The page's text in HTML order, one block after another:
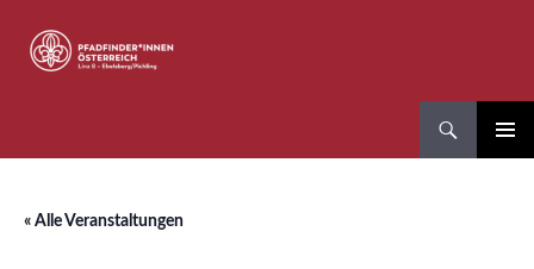
Inhalt
springen
« Alle Veranstaltungen